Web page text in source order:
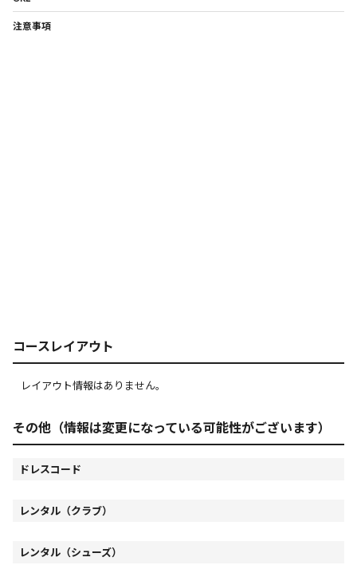
注意事項
コースレイアウト
レイアウト情報はありません。
その他（情報は変更になっている可能性がございます）
ドレスコード
レンタル（クラブ）
レンタル（シューズ）